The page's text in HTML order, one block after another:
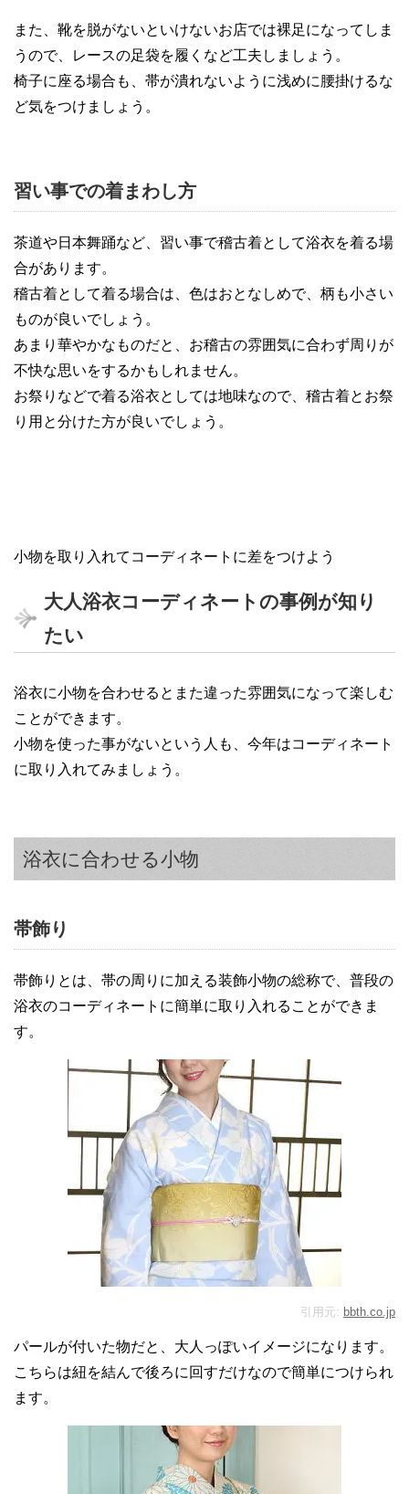
また、靴を脱がないといけないお店では裸足になってしま
うので、レースの足袋を履くなど工夫しましょう。
椅子に座る場合も、帯が潰れないように浅めに腰掛けるな
ど気をつけましょう。
習い事での着まわし方
茶道や日本舞踊など、習い事で稽古着として浴衣を着る場
合があります。
稽古着として着る場合は、色はおとなしめで、柄も小さい
ものが良いでしょう。
あまり華やかなものだと、お稽古の雰囲気に合わず周りが
不快な思いをするかもしれません。
お祭りなどで着る浴衣としては地味なので、稽古着とお祭
り用と分けた方が良いでしょう。
小物を取り入れてコーディネートに差をつけよう
大人浴衣コーディネートの事例が知り
たい
浴衣に小物を合わせるとまた違った雰囲気になって楽しむ
ことができます。
小物を使った事がないという人も、今年はコーディネート
に取り入れてみましょう。
浴衣に合わせる小物
帯飾り
帯飾りとは、帯の周りに加える装飾小物の総称で、普段の
浴衣のコーディネートに簡単に取り入れることができま
す。
引用元: bbth.co.jp
パールが付いた物だと、大人っぽいイメージになります。
こちらは紐を結んで後ろに回すだけなので簡単につけられ
ます。